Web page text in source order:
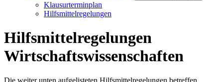
Klausurterminplan
Hilfsmittelregelungen
Hilfsmittelregelungen
Wirtschaftswissenschaften
Die weiter unten aufgelisteten Hilfsmittelregelungen betreffen